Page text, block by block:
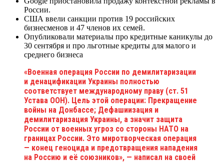
России.
США ввели санкции против 19 российских
бизнесменов и 47 членов их семей.
Опубликовали материалы про кредитные каникулы до
30 сентября и про льготные кредиты для малого и
среднего бизнеса
«Военная операция России по демилитаризации
и денацификации Украины полностью
соответствует международному праву (ст. 51
Устава ООН). Цель этой операции: Прекращение
войны на Донбассе; Дефашиизация и
демилитаризация Украины, а значит защита
России от военных угроз со стороны НАТО на
границах России. Это миротворческая операция
— конец геноцида и предотвращения нападения
на Россию и её союзников», — написал на своей